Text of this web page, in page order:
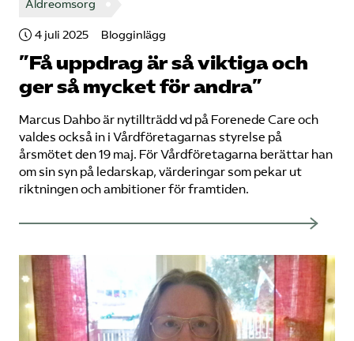
Äldreomsorg
4 juli 2025 Blogginlägg
”Få uppdrag är så viktiga och
ger så mycket för andra”
Marcus Dahbo är nytillträdd vd på Forenede Care och
valdes också in i Vårdföretagarnas styrelse på
årsmötet den 19 maj. För Vårdföretagarna berättar han
om sin syn på ledarskap, värderingar som pekar ut
riktningen och ambitioner för framtiden.